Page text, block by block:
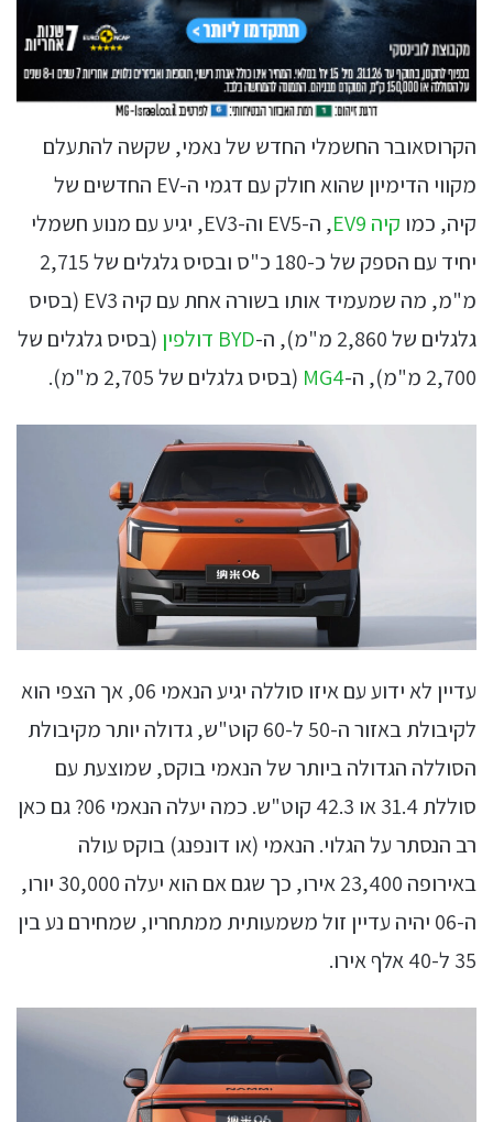
הקרוסאובר החשמלי החדש של נאמי, שקשה להתעלם
מקווי הדימיון שהוא חולק עם דגמי ה-EV החדשים של
קיה, כמו קיה EV9
, ה-EV5 וה-EV3, יגיע עם מנוע חשמלי
יחיד עם הספק של כ-180 כ"ס ובסיס גלגלים של 2,715
מ"מ, מה שמעמיד אותו בשורה אחת עם קיה EV3 (בסיס
גלגלים של 2,860 מ"מ), ה-
BYD דולפין
(בסיס גלגלים של
2,700 מ"מ), ה-
MG4 (בסיס גלגלים של 2,705 מ"מ).
עדיין לא ידוע עם איזו סוללה יגיע הנאמי 06, אך הצפי הוא
לקיבולת באזור ה-50 ל-60 קוט"ש, גדולה יותר מקיבולת
הסוללה הגדולה ביותר של הנאמי בוקס, שמוצעת עם
סוללת 31.4 או 42.3 קוט"ש. כמה יעלה הנאמי 06? גם כאן
רב הנסתר על הגלוי. הנאמי (או דונפנג) בוקס עולה
באירופה 23,400 אירו, כך שגם אם הוא יעלה 30,000 יורו,
ה-06 יהיה עדיין זול משמעותית ממתחריו, שמחירם נע בין
35 ל-40 אלף אירו.